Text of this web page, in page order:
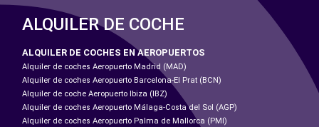
ALQUILER DE COCHE
ALQUILER DE COCHES EN AEROPUERTOS
Alquiler de coches Aeropuerto Madrid (MAD)
Alquiler de coches Aeropuerto Barcelona-El Prat (BCN)
Alquiler de coche Aeropuerto Ibiza (IBZ)
Alquiler de coches Aeropuerto Málaga-Costa del Sol (AGP)
Alquiler de coches Aeropuerto Palma de Mallorca (PMI)